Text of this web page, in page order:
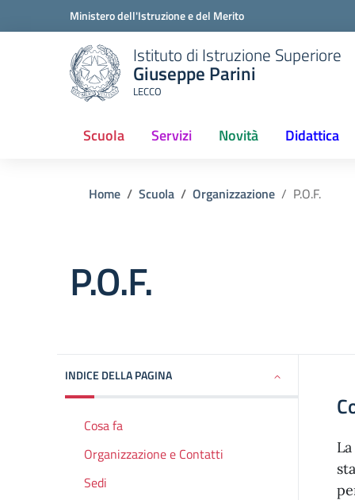
Ministero dell'Istruzione e del Merito
Istituto di Istruzione Superiore
Giuseppe Parini
LECCO
Scuola Servizi Novità Didattica
(current)
Home Scuola Organizzazione P.O.F.
P.O.F.
INDICE DELLA PAGINA
Cosa fa
Organizzazione e Contatti
Sedi